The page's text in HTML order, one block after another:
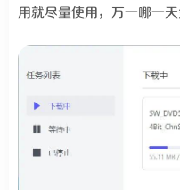
用就尽量使用，万一哪一